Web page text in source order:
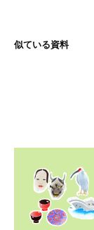
似ている資料